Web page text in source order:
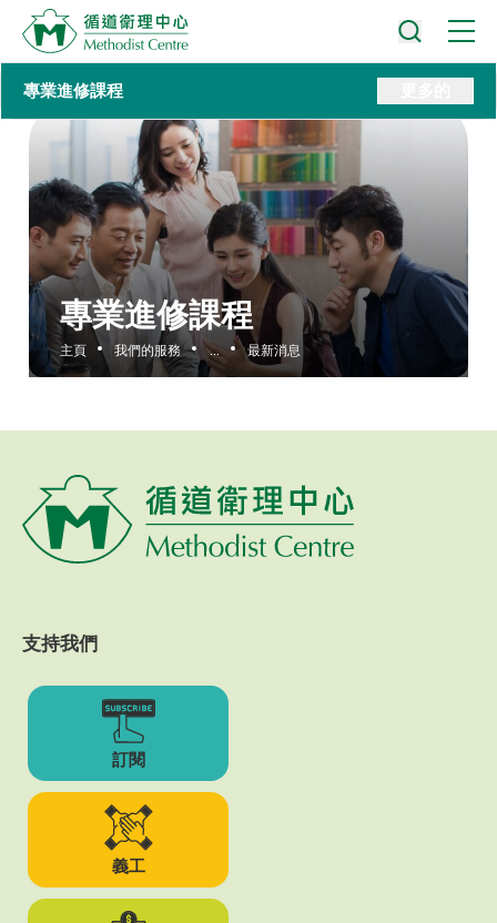
專業進修課程
主頁 我們的服務 ... 最新消息
專業進修課程
支持我們
訂閱
義工